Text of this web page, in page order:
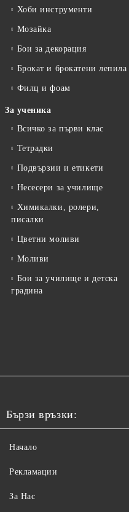
Хоби инструменти
Мозайка
Бои за декорация
Брокат и брокатени лепила
Филц и фоам
За ученика
Всичко за първи клас
Тетрадки
Подвързии и етикети
Несесери за училище
Химикалки, ролери,
писалки
Цветни моливи
Моливи
Бои за училище и детска
градина
Бързи връзки:
Начало
Рекламации
За Нас